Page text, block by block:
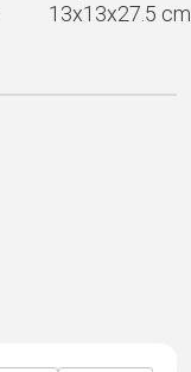
13x13x27.5